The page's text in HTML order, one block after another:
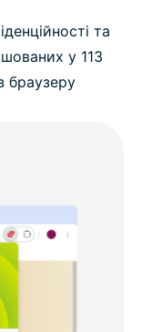
та
у 113
браузеру